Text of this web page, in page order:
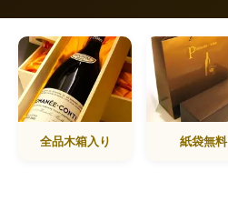
全品木箱入り 紙袋無料